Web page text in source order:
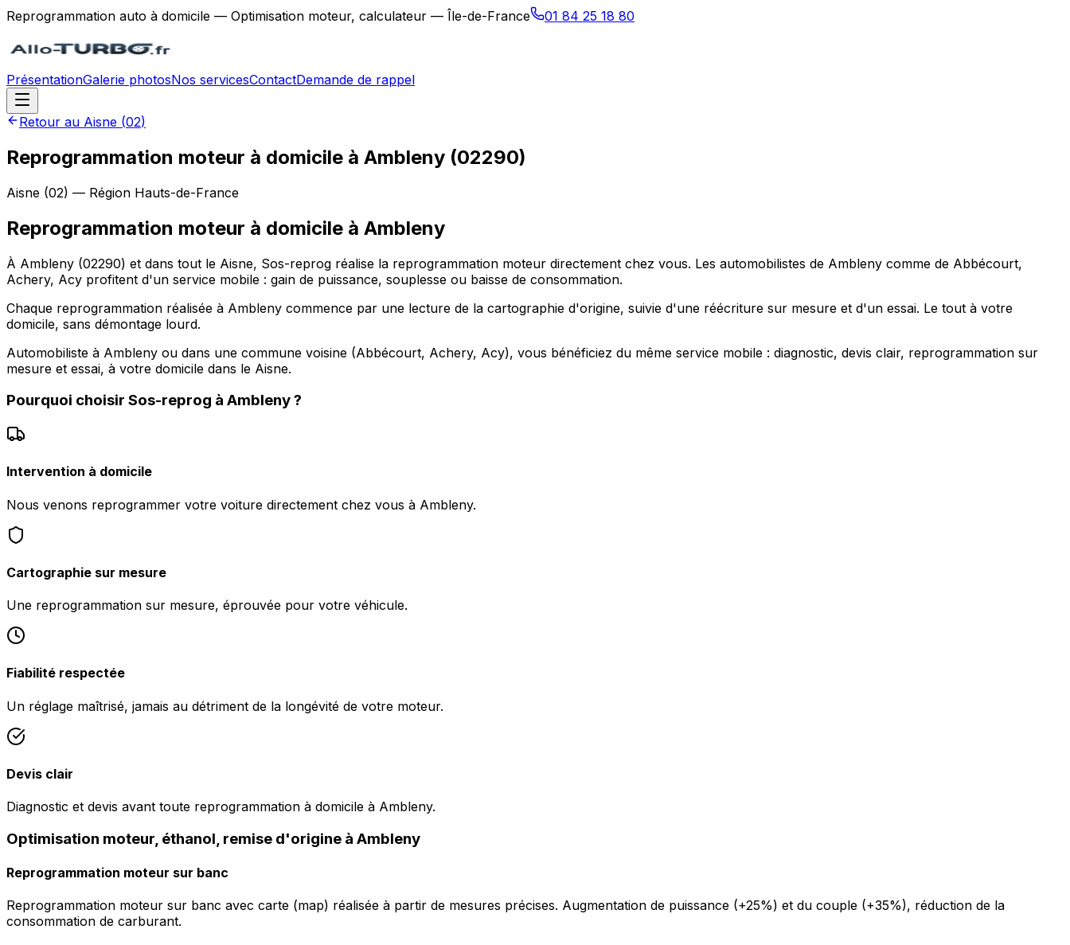
Reprogrammation auto à domicile — Optimisation moteur, calculateur — Île-de-France 01 84 25 18 80
PrésentationGalerie photosNos servicesContactDemande de rappel
Retour au Aisne (02)
Reprogrammation moteur à domicile à Ambleny (02290)
Aisne (02) — Région Hauts-de-France
Reprogrammation moteur à domicile à Ambleny
À Ambleny (02290) et dans tout le Aisne, Sos-reprog réalise la reprogrammation moteur directement chez vous. Les automobilistes de Ambleny comme de Abbécourt,
Achery, Acy profitent d'un service mobile : gain de puissance, souplesse ou baisse de consommation.
Chaque reprogrammation réalisée à Ambleny commence par une lecture de la cartographie d'origine, suivie d'une réécriture sur mesure et d'un essai. Le tout à votre
domicile, sans démontage lourd.
Automobiliste à Ambleny ou dans une commune voisine (Abbécourt, Achery, Acy), vous bénéficiez du même service mobile : diagnostic, devis clair, reprogrammation sur
mesure et essai, à votre domicile dans le Aisne.
Pourquoi choisir Sos-reprog à Ambleny?
Intervention à domicile
Nous venons reprogrammer votre voiture directement chez vous à Ambleny.
Cartographie sur mesure
Une reprogrammation sur mesure, éprouvée pour votre véhicule.
Fiabilité respectée
Un réglage maîtrisé, jamais au détriment de la longévité de votre moteur.
Devis clair
Diagnostic et devis avant toute reprogrammation à domicile à Ambleny.
Optimisation moteur, éthanol, remise d'origine à Ambleny
Reprogrammation moteur sur banc
Reprogrammation moteur sur banc avec carte (map) réalisée à partir de mesures précises. Augmentation de puissance (+25%) et du couple (+35%), réduction de la
consommation de carburant.